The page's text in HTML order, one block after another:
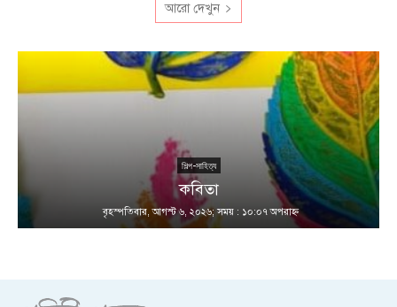
আরো দেখুন
শিল্প-সাহিত্য
কবিতা
বৃহস্পতিবার, আগস্ট ৬, ২০২৬; সময় : ১০:০৭ অপরাহ্ণ